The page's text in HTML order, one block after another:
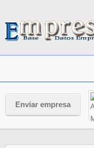
Enviar empresa